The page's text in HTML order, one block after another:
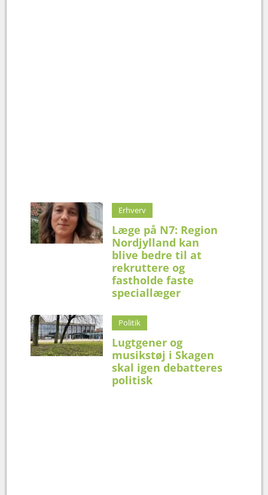
Erhverv
Læge på N7: Region
Nordjylland kan
blive bedre til at
rekruttere og
fastholde faste
speciallæger
Politik
Lugtgener og
musikstøj i Skagen
skal igen debatteres
politisk